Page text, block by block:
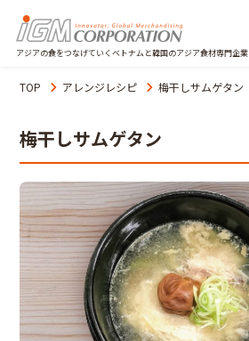
アジアの食をつなげていくベトナムと韓国のアジア食材専門企業
TOP アレンジレシピ 梅干しサムゲタン
梅干しサムゲタン